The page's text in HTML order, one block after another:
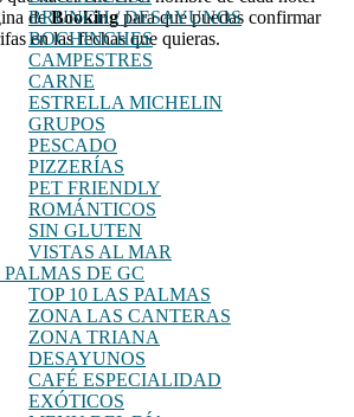
BRUNCH / DESAYUNOS
BOCHINCHES
CAMPESTRES
CARNE
ESTRELLA MICHELIN
GRUPOS
PESCADO
PIZZERÍAS
PET FRIENDLY
ROMÁNTICOS
SIN GLUTEN
VISTAS AL MAR
DE GC
TOP 10 LAS PALMAS
ZONA LAS CANTERAS
ZONA TRIANA
DESAYUNOS
CAFÉ ESPECIALIDAD
EXÓTICOS
deBookingpara que puedas confirmar
en las fechas que quieras.